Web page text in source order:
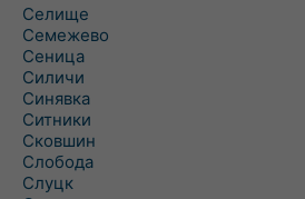
Селище
Семежево
Сеница
Силичи
Синявка
Ситники
Сковшин
Слобода
Слуцк